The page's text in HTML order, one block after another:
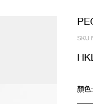
SKU
顏色